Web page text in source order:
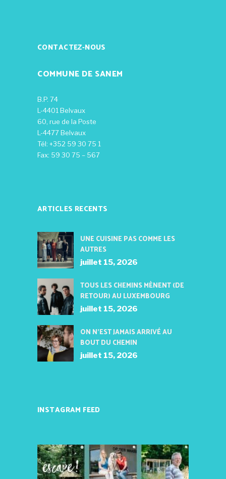
CONTACTEZ-NOUS
COMMUNE DE SANEM
B.P. 74
L-4401 Belvaux
60, rue de la Poste
L-4477 Belvaux
Tél: +352 59 30 75 1
Fax: 59 30 75 – 567
ARTICLES RECENTS
UNE CUISINE PAS COMME LES
AUTRES
juillet 15, 2026
TOUS LES CHEMINS MÈNENT (DE
RETOUR) AU LUXEMBOURG
juillet 15, 2026
ON N’EST JAMAIS ARRIVÉ AU
BOUT DU CHEMIN
juillet 15, 2026
INSTAGRAM FEED